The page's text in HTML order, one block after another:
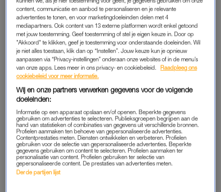
Álles laten zij bezorgen, ook boodschappen. Verder prima
hoor, dat moeten ze zelf weten. Maar inmiddels wordt het echt
een last. En ik zou niet willen oordelen over de hoeveelheid
dozen die er binnenkomen vanbol.comof kledingwinkels,
maar ik doe het toch.”
Sammy woont onder en naast
gehuil zelfs als ze stil zijn'
LEES OOK
GEMIDDELD ZES PAKKETTEN
content, communicatie en aanbod te personaliseren en je relevante
advertenties te tonen, en voor marketingdoeleinden delen met 4
mediapartners. Ook content van 13 externe platformen wordt enkel getoond
met jouw toestemming. Geef toestemming of stel je eigen keuze in. Door op
"Akkoord" te klikken, geef je toestemming voor onderstaande doeleinden. Wil
je niet alles toestaan, klik dan op “Instellen”. Jouw keuze kun je opnieuw
aanpassen via “Privacy-instellingen” onderaan onze websites of in de menu’s
van onze apps. Lees meer in ons privacy- en cookiebeleid.
Raadpleeg ons
cookiebeleid voor meer informatie.
Wij en onze partners verwerken gegevens voor de volgende
doeleinden:
Informatie op een apparaat opslaan en/of openen. Beperkte gegevens
gebruiken om advertenties te selecteren. Publieksgroepen begrijpen aan de
hand van statistieken of combinaties van gegevens uit verschillende bronnen.
Profielen aanmaken ten behoeve van gepersonaliseerde advertenties.
Contentprestaties meten. Diensten ontwikkelen en verbeteren. Profielen
gebruiken voor de selectie van gepersonaliseerde advertenties. Beperkte
gegevens gebruiken om content te selecteren. Profielen aanmaken ter
personalisatie van content. Profielen gebruiken ter selectie van
gepersonaliseerde content. De prestaties van advertenties meten.
Derde partijen lijst